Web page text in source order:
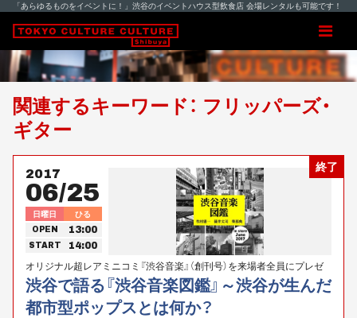
「あらゆるものをイベントに！」渋谷のイベントハウス型飲食店 会場レンタルも可能です！
関連するキーワード： フリッパーズ・
ギター
終了
2017
06/25
日曜日 ひる
OPEN 13:00
START 14:00
オリジナル超レアミニコミ『渋谷音楽』（創刊号）を来場者全員にプレゼ
ント！！「渋谷」の街が生み出した「都市型ポップス」とは何か――？牧村憲
一、藤井丈司、柴 那典の３人が「東京カルチャーカルチャー」に集結！
渋谷で語る『渋谷音楽図鑑』～渋谷が生んだ
都市型ポップスとは何か？